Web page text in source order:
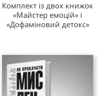
Комплект із двох книжок
«Майстер емоцій» і
«Дофаміновий детокс»